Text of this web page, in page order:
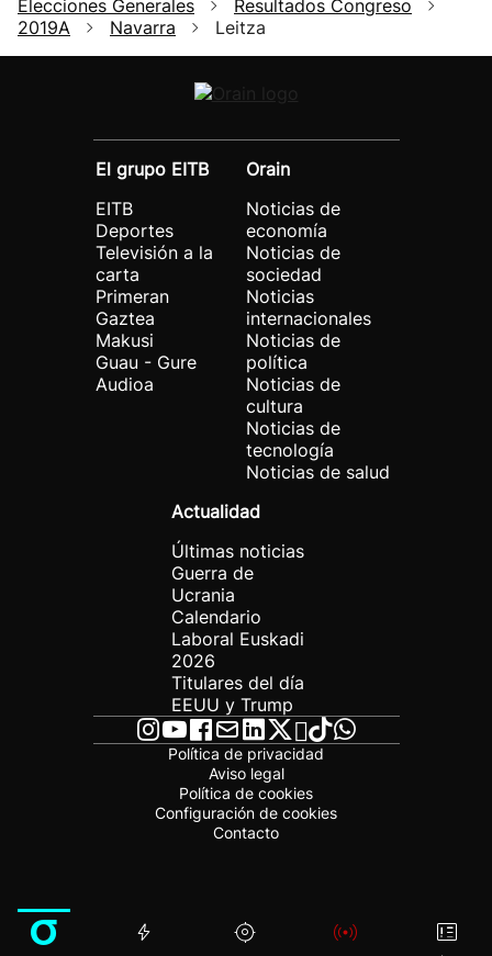
Elecciones Generales
Resultados Congreso
2019A
Navarra Leitza
El grupo EITB
EITB
Deportes
Televisión a la
carta
Primeran
Gaztea
Makusi
Guau - Gure
Audioa
Orain
Noticias de
economía
Noticias de
sociedad
Noticias
internacionales
Noticias de
política
Noticias de
cultura
Noticias de
tecnología
Noticias de salud
Actualidad
Últimas noticias
Guerra de
Ucrania
Calendario
Laboral Euskadi
2026
Titulares del día
EEUU y Trump
Política de privacidad
Aviso legal
Política de cookies
Configuración de cookies
Contacto